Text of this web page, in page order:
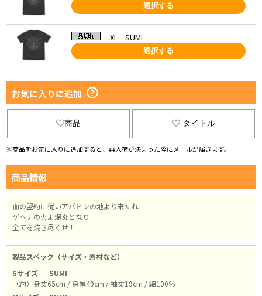
選択する
XL SUMI
選択する
お気に入りに追加
商品 タイトル
※商品をお気に入りに追加すると、再入荷が決まった際にメールが届きます。
商品情報
血の盟約に従いアバドンの地より来たれ
ゲヘナの火よ爆炎となり
全てを焼き尽くせ！
製品スペック（サイズ・素材など）
Sサイズ
SUMI
（約）身丈65cm / 身幅49cm / 袖丈19cm / 綿100％